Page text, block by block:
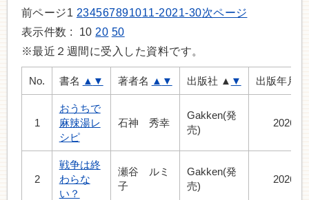
前ページ1 234567891011-2021-30次ページ
表示件数 : 10 20 50
※最近２週間に受入した資料です。
No. 書名 ▲ ▼ 著者名 ▲ ▼ 出版社 ▲ ▼ 出版年月
1
おうちで
麻辣湯レ
シピ
石神 秀幸
Gakken(発
売)
2026.7
2
戦争は終
わらな
い？
瀬谷 ルミ
子
Gakken(発
売)
2026.8